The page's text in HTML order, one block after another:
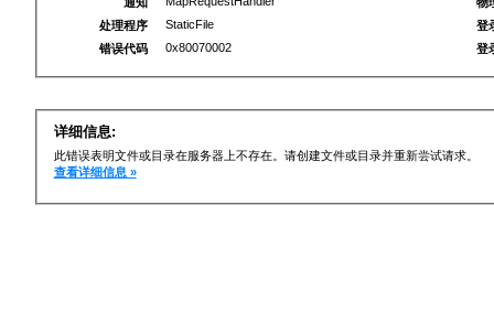
处理程序
StaticFile
错误代码
0x80070002
登
登
详细信息:
此错误表明文件或目录在服务器上不存在。请创建文件或目录并重新尝试请求。
查看详细信息 »